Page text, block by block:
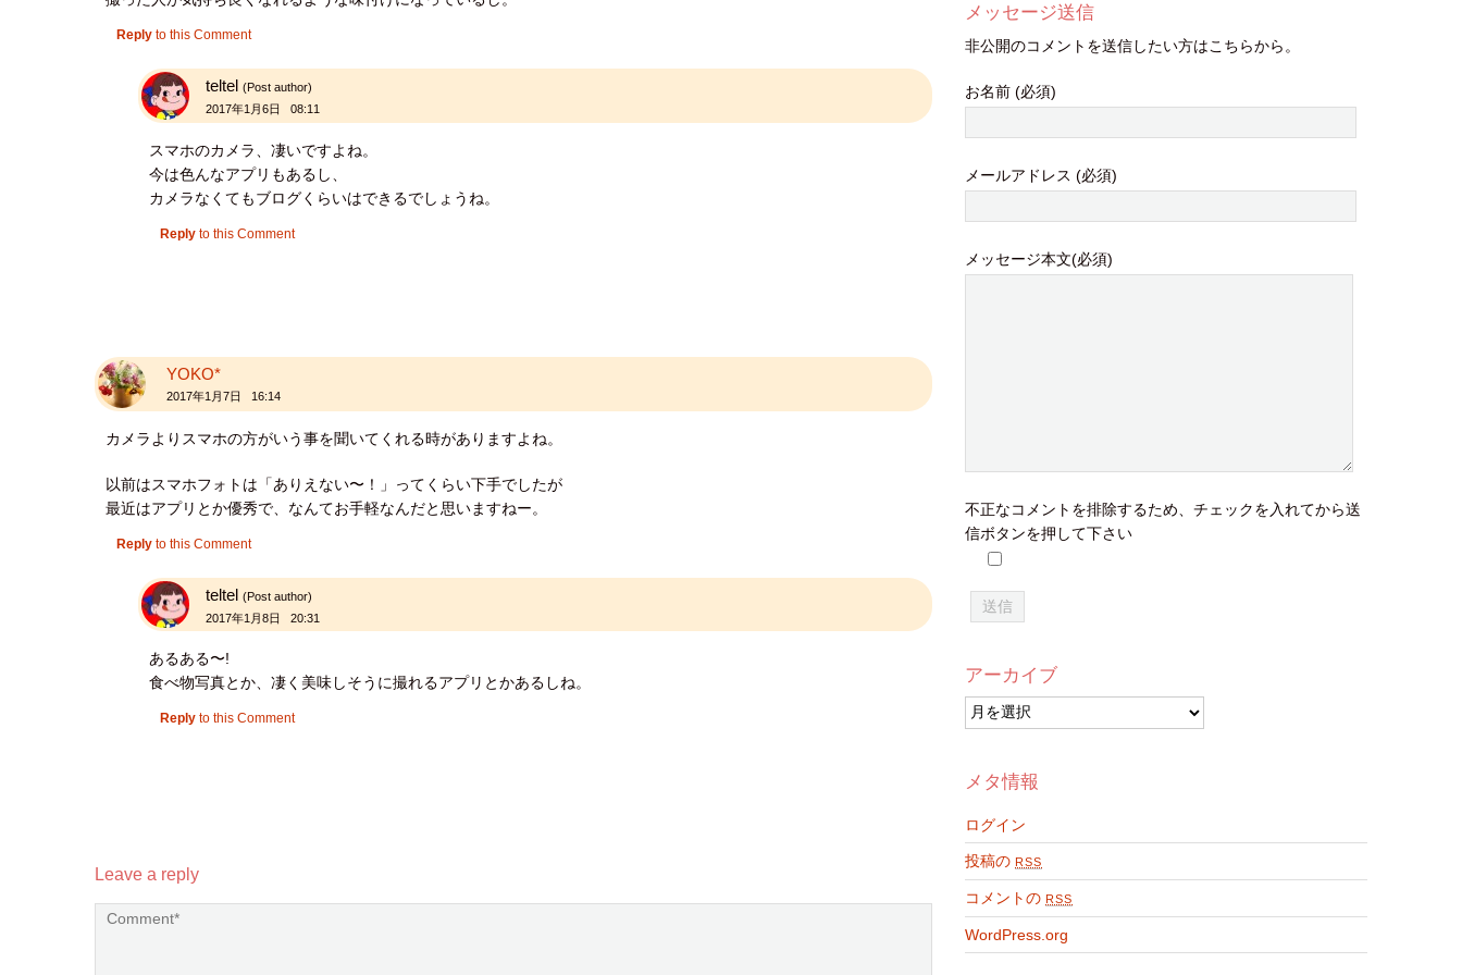
Reply to this Comment
teltel(Post author)
2017年1月6日 08:11
スマホのカメラ、凄いですよね。
今は色んなアプリもあるし、
カメラなくてもブログくらいはできるでしょうね。
Reply to this Comment
YOKO*
2017年1月7日 16:14
カメラよりスマホの方がいう事を聞いてくれる時がありますよね。
以前はスマホフォトは「ありえない〜！」ってくらい下手でしたが
最近はアプリとか優秀で、なんてお手軽なんだと思いますねー。
Reply to this Comment
teltel(Post author)
2017年1月8日 20:31
あるある〜!
食べ物写真とか、凄く美味しそうに撮れるアプリとかあるしね。
Reply to this Comment
Leave a reply
メッセージ送信
非公開のコメントを送信したい方はこちらから。
お名前 (必須)
メールアドレス (必須)
メッセージ本文(必須)
不正なコメントを排除するため、チェックを入れてから送
信ボタンを押して下さい
アーカイブ
ア
ー
イ
メタ情報
ログイン
投稿の RSS
コメントの RSS
WordPress.org